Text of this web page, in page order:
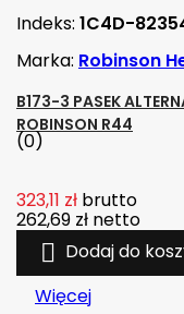
Indeks: 1C4D-
Marka: Robinson
B173-3 PASEK
ROBINSON R44
(0)
323,11 zł brutto
262,69 zł netto
 Dodaj do
Więcej